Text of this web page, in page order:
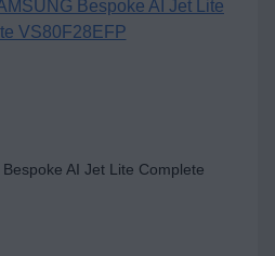
AI Jet Lite Complete